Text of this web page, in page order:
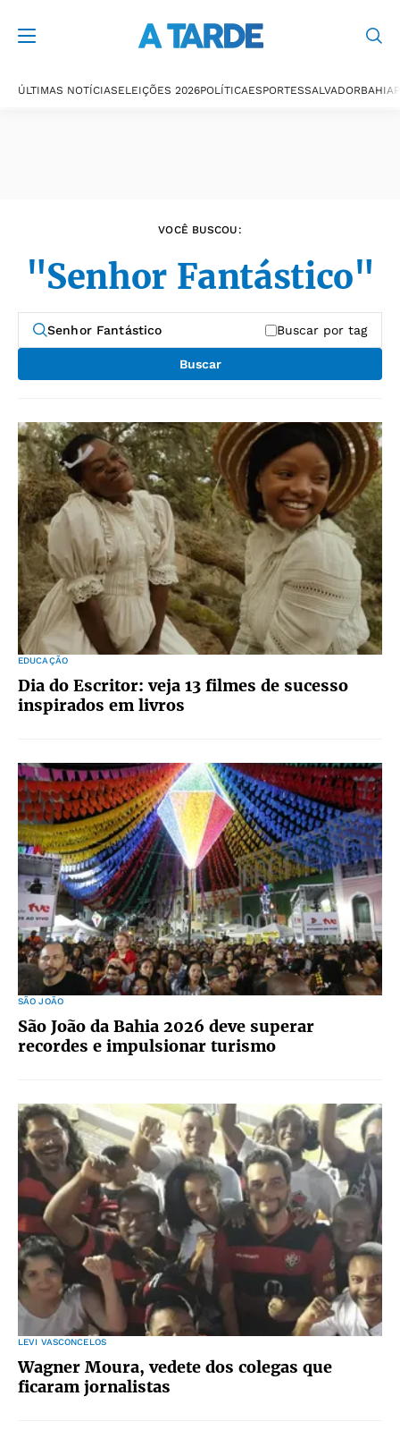
ÚLTIMAS NOTÍCIASELEIÇÕES 2026POLÍTICAESPORTESSALVADORBAHIA
VOCÊ BUSCOU:
"Senhor Fantástico"
Buscar por tag
Buscar
EDUCAÇÃO
Dia do Escritor: veja 13 filmes de sucesso
inspirados em livros
SÃO JOÃO
São João da Bahia 2026 deve superar
recordes e impulsionar turismo
LEVI VASCONCELOS
Wagner Moura, vedete dos colegas que
ficaram jornalistas